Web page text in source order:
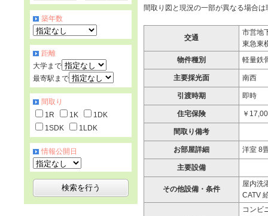
間取り図と現況の一部が異なる場合
交通
市営地
東急東
物件種別
軽量鉄
主要採光面 南西
引渡時期 即時
住宅保険 ￥
間取り備考
お部屋詳細 洋室 8
主要設備
その他設備・条件
屋内洗
CATV
コンビ
築年数
距離
大学まで
最寄駅まで
間取り
1R
1K
1DK
1SDK
1LDK
情報公開日